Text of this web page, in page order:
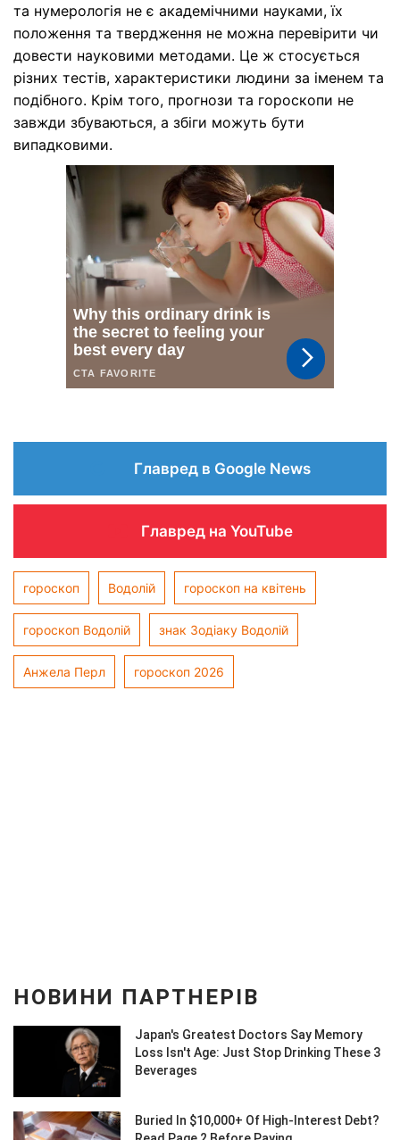
та нумерологія не є академічними науками, їх
положення та твердження не можна перевірити чи
довести науковими методами. Це ж стосується
різних тестів, характеристики людини за іменем та
подібного. Крім того, прогнози та гороскопи не
завжди збуваються, а збіги можуть бути
випадковими.
Главред в Google News
Главред на YouTube
гороскоп Водолій гороскоп на квітень
гороскоп Водолій знак Зодіаку Водолій
Анжела Перл гороскоп 2026